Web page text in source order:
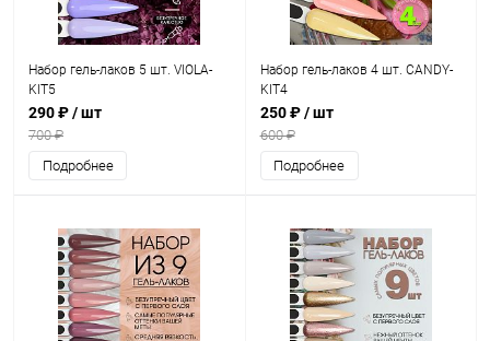
Набор гель-лаков 5 шт. VIOLA-
KIT5
290 ₽/ шт
700 ₽
Подробнее
Набор гель-лаков 4 шт. CANDY-
KIT4
250 ₽/ шт
600 ₽
Подробнее